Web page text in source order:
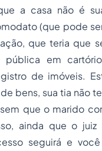
a casa não é
(que pode
que teria que
pública em
de imóveis.
bens, sua tia não
que o marido
ainda que o juiz
seguirá e